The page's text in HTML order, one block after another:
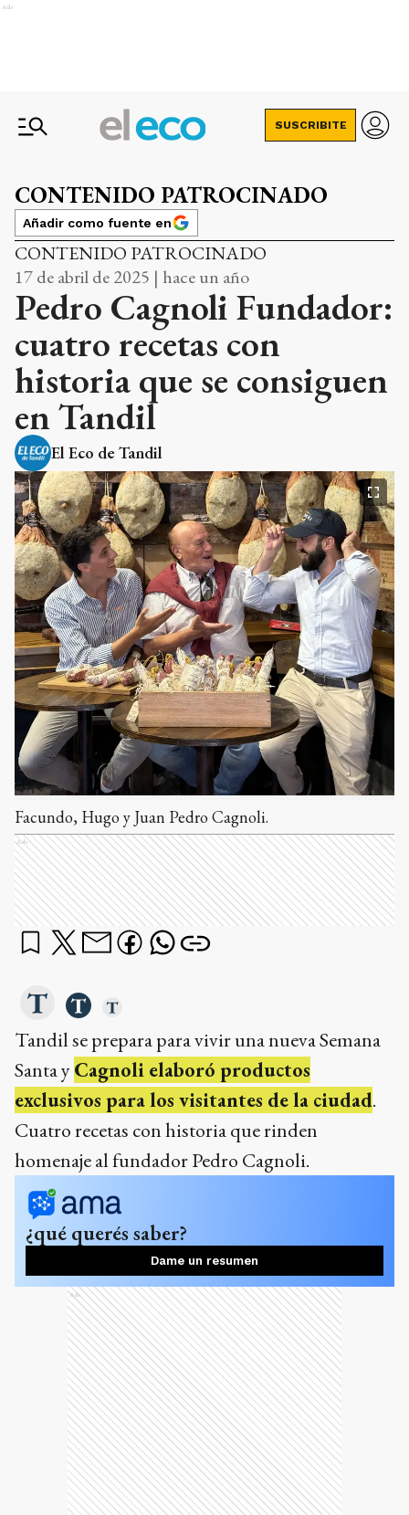
Ads
SUSCRIBITE
CONTENIDO PATROCINADO
Añadir como fuente en
CONTENIDO PATROCINADO
17 de abril de 2025 | hace un año
Pedro Cagnoli Fundador:
cuatro recetas con
historia que se consiguen
en Tandil
El Eco de Tandil
Facundo, Hugo y Juan Pedro Cagnoli.
Ads
Tandil se prepara para vivir una nueva Semana
Santa yCagnoli elaboró productos
exclusivos para los visitantes de la ciudad.
Cuatro recetas con historia que rinden
homenaje al fundador Pedro Cagnoli.
¿qué querés saber?
Dame un resumen
Ads